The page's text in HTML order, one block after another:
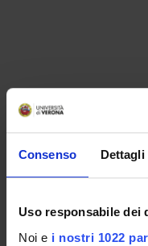
Consenso Dettagli
Uso responsabile dei
Noi e i nostri 1022
ORGANISATION
DEPARTMENT